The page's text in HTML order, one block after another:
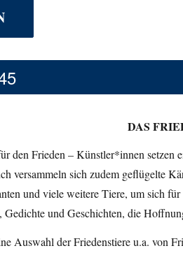
DAS
den Frieden – Künstler*innen setzen
versammeln sich zudem geflügelte
und viele weitere Tiere, um sich
Gedichte und Geschichten, die
Auswahl der Friedenstiere u.a. von